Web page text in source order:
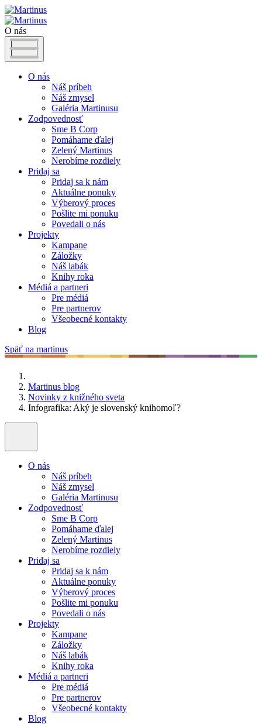
O nás
O nás
Náš príbeh
Náš zmysel
Galéria Martinusu
Zodpovednosť
Sme B Corp
Pomáhame ďalej
Zelený Martinus
Nerobíme rozdiely
Pridaj sa
Pridaj sa k nám
Aktuálne ponuky
Výberový proces
Pošlite mi ponuku
Povedali o nás
Projekty
Kampane
Záložky
Náš labák
Knihy roka
Médiá a partneri
Pre médiá
Pre partnerov
Všeobecné kontakty
Blog
Späť na martinus
Martinus blog
Novinky z knižného sveta
Infografika: Aký je slovenský knihomoľ?
O nás
Náš príbeh
Náš zmysel
Galéria Martinusu
Zodpovednosť
Sme B Corp
Pomáhame ďalej
Zelený Martinus
Nerobíme rozdiely
Pridaj sa
Pridaj sa k nám
Aktuálne ponuky
Výberový proces
Pošlite mi ponuku
Povedali o nás
Projekty
Kampane
Záložky
Náš labák
Knihy roka
Médiá a partneri
Pre médiá
Pre partnerov
Všeobecné kontakty
Blog